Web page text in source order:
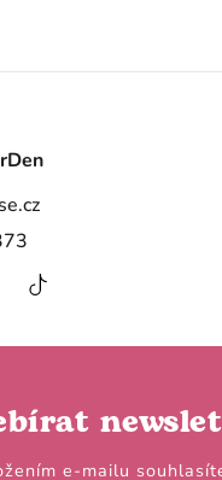
e-mailu
https://